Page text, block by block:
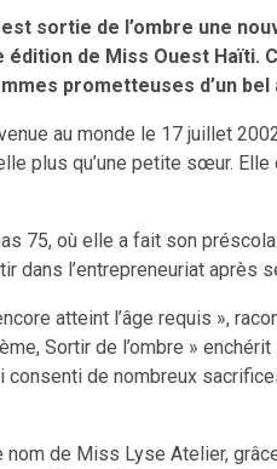
sortie de l’ombre une
édition de Miss Ouest Haïti.
prometteuses d’un bel
au monde le 17 juillet
plus qu’une petite sœur.
75, où elle a fait son
l’entrepreneuriat après
atteint l’âge requis »,
Sortir de l’ombre »
de nombreux
de Miss Lyse Atelier,